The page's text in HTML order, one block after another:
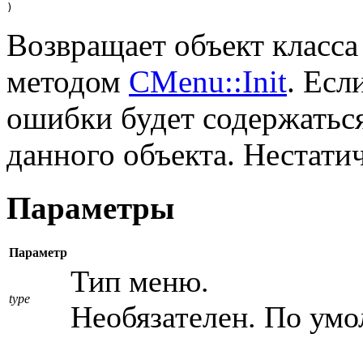
)
Возвращает объект
методом CMenu::Init.
ошибки будет
данного объекта.
Параметры
Параметр
type
Тип меню.
Необязателен. По